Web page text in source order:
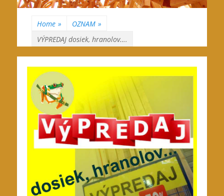
Home » OZNAM »
VÝPREDAJ dosiek, hranolov….